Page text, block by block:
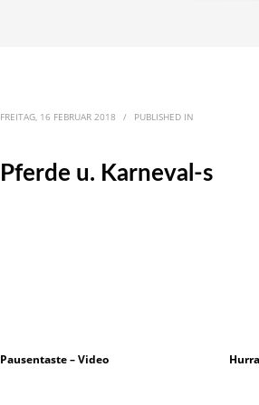
FREITAG, 16 FEBRUAR 2018 / PUBLISHED IN
Pferde u. Karneval-s
Pausentaste – Video